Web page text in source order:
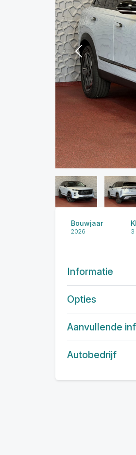
Previous
Bouwjaar
2026 3
Informatie
Opties
Aanvullende
Autobedrijf